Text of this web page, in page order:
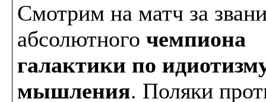
Смотрим на матч за
абсолютного чемпиона
галактики по
мышления. Поляки